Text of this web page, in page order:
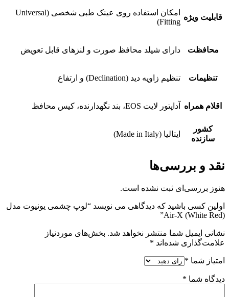
قابلیت ویژه
امکان استفاده روی عینک طبی شخصی (Universal
Fitting)
محافظت دارای شیلد محافظ صورت و لنزهای قابل تعویض
تنظیمات تنظیم زاویه دید (Declination) و ارتفاع
اقلام همراه آداپتور لایت EOS، بند نگهدارنده، کیس محافظ
کشور
سازنده
ایتالیا (Made in Italy)
نقد و بررسی‌ها
هنوز بررسی‌ای ثبت نشده است.
اولین کسی باشید که دیدگاهی می نویسد “لوپ چشمی یونیوت مدل
Air-X (White Red)”
نشانی ایمیل شما منتشر نخواهد شد. بخش‌های موردنیاز
علامت‌گذاری شده‌اند *
امتیاز شما *
دیدگاه شما *